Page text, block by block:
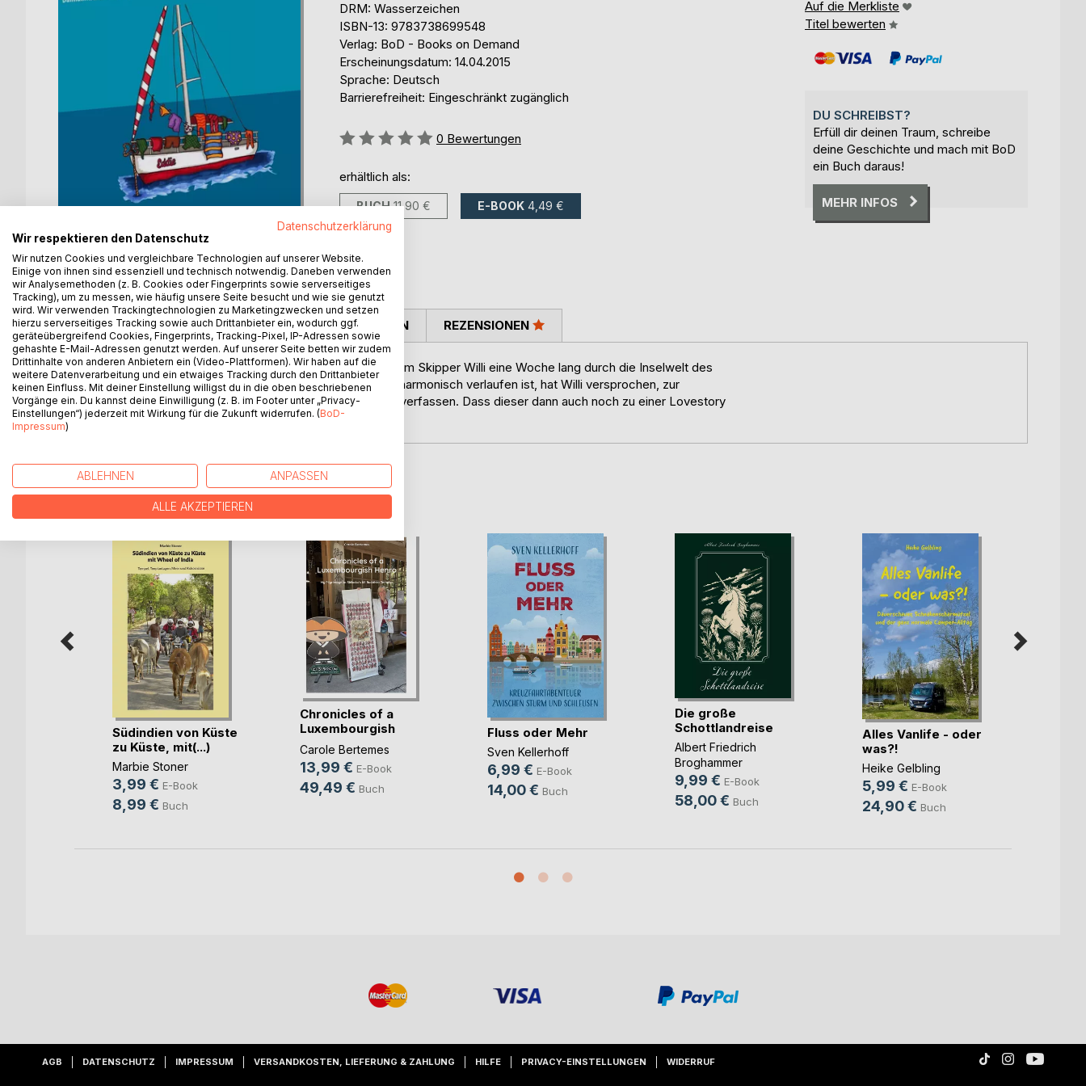
DRM: Wasserzeichen
ISBN-13: 9783738699548
Verlag: BoD - Books on Demand
Erscheinungsdatum: 14.04.2015
Sprache: Deutsch
Barrierefreiheit: Eingeschränkt zugänglich
Bewertung::
0 Bewertungen
erhältlich als:
BUCH 11,90 € E-BOOK 4,49 €
Auf die Merkliste
Titel bewerten
DU SCHREIBST?
Erfüll dir deinen Traum, schreibe
deine Geschichte und mach mit BoD
ein Buch daraus!
MEHR INFOS
BESCHREIBUNG
Eine bunt zusammengewürfelte Chartercrew fährt mit ihrem Skipper Willi eine Woche lang durch die Inselwelt des
südlichen Dalmatiens. Da die Reise besonders lustig und harmonisch verlaufen ist, hat Willi versprochen, zur
Nachbesprechung einen Törnbericht für die Mitsegler zu verfassen. Dass dieser dann auch noch zu einer Lovestory
mutiert ist, überraschte sogar den Verfasser ...
AUTOR/IN PRESSESTIMMEN REZENSIONEN
WEITERE TITEL BEIBoD
Südindien von Küste
zu Küste, mit(...)
Marbie Stoner
3,99 € E-Book
8,99 € Buch
Chronicles of a
Luxembourgish
Henro
Carole Bertemes
13,99 € E-Book
49,49 € Buch
Fluss oder Mehr
Sven Kellerhoff
6,99 € E-Book
14,00 € Buch
Die große
Schottlandreise
Albert Friedrich
Broghammer
9,99 € E-Book
58,00 € Buch
Alles Vanlife - oder
was?!
Heike Gelbling
5,99 € E-Book
24,90 € Buch
AGB DATENSCHUTZ IMPRESSUM VERSANDKOSTEN, LIEFERUNG & ZAHLUNG HILFE PRIVACY-EINSTELLUNGEN WIDERRUF
Datenschutzerklärung
Wir respektieren den Datenschutz
Wir nutzen Cookies und vergleichbare Technologien auf unserer Website.
Einige von ihnen sind essenziell und technisch notwendig. Daneben verwenden
wir Analysemethoden (z. B. Cookies oder Fingerprints sowie serverseitiges
Tracking), um zu messen, wie häufig unsere Seite besucht und wie sie genutzt
wird. Wir verwenden Trackingtechnologien zu Marketingzwecken und setzen
hierzu serverseitiges Tracking sowie auch Drittanbieter ein, wodurch ggf.
geräteübergreifend Cookies, Fingerprints, Tracking-Pixel, IP-Adressen sowie
gehashte E-Mail-Adressen genutzt werden. Auf unserer Seite betten wir zudem
Drittinhalte von anderen Anbietern ein (Video-Plattformen). Wir haben auf die
weitere Datenverarbeitung und ein etwaiges Tracking durch den Drittanbieter
keinen Einfluss. Mit deiner Einstellung willigst du in die oben beschriebenen
Vorgänge ein. Du kannst deine Einwilligung (z. B. im Footer unter „Privacy-
Einstellungen“) jederzeit mit Wirkung für die Zukunft widerrufen. (BoD-
Impressum)
ABLEHNEN ANPASSEN
ALLE AKZEPTIEREN